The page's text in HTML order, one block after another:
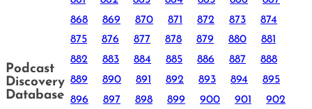
Podcast
Discovery
Database
868
869 870 871 872 873
874
875
876 877 878 879 880
881
882
883 884 885 886 887
888
889
890 891 892 893 894
895
896
897 898 899 900 901
902